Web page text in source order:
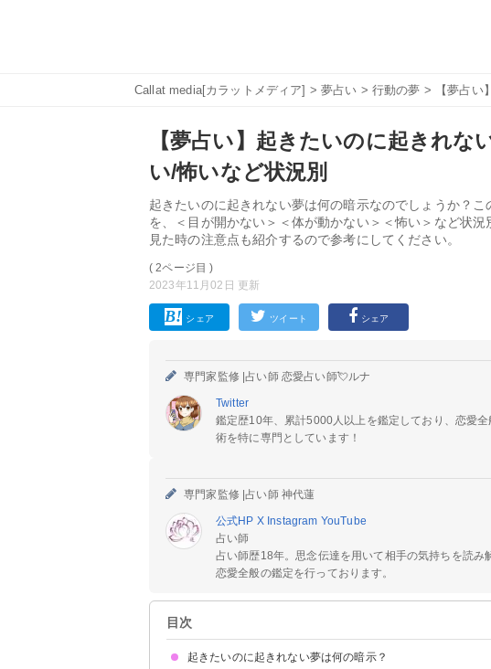
Callat media[カラットメディア] >夢占い > 行動の夢 > 【夢占い
【夢占い】起きたいのに起きれな
い/怖いなど状況別
起きたいのに起きれない夢は何の暗示なのでしょうか？
を、＜目が開かない＞＜体が動かない＞＜怖い＞など状
見た時の注意点も紹介するので参考にしてください。
( 2ページ目 )
2023年11月02日 更新
シェア ツイート シェア
専門家監修 |占い師 恋愛占い師💘ルナ
Twitter
鑑定歴10年、累計5000人以上を鑑定しており、恋愛
術を特に専門としています！
専門家監修 |占い師 神代蓮
公式HP X Instagram YouTube
占い師
占い師歴18年。思念伝達を用いて相手の気持ちを読
恋愛全般の鑑定を行っております。
目次
起きたいのに起きれない夢は何の暗示？